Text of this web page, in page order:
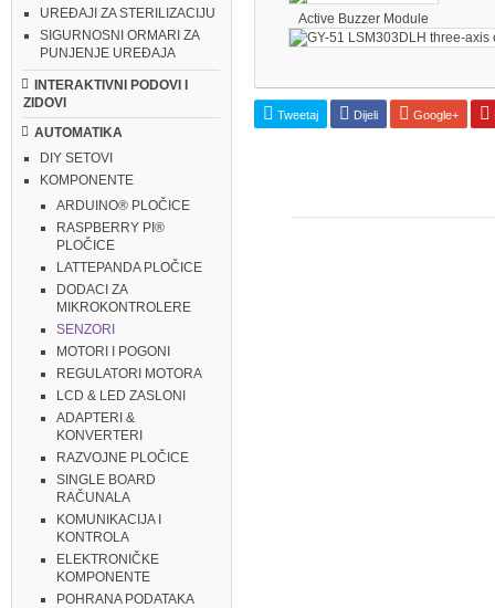
UREĐAJI ZA STERILIZACIJU
SIGURNOSNI ORMARI ZA
PUNJENJE UREĐAJA
INTERAKTIVNI PODOVI I
ZIDOVI
AUTOMATIKA
DIY SETOVI
KOMPONENTE
ARDUINO® PLOČICE
RASPBERRY PI®
PLOČICE
LATTEPANDA PLOČICE
DODACI ZA
MIKROKONTROLERE
SENZORI
MOTORI I POGONI
REGULATORI MOTORA
LCD & LED ZASLONI
ADAPTERI &
KONVERTERI
RAZVOJNE PLOČICE
SINGLE BOARD
RAČUNALA
KOMUNIKACIJA I
KONTROLA
ELEKTRONIČKE
KOMPONENTE
POHRANA PODATAKA
Active Buzzer Module
Tweetaj Dijeli Google+